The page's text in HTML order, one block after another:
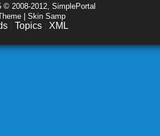
© 2008-2012, SimplePortal
| Skin Samp
Topics XML